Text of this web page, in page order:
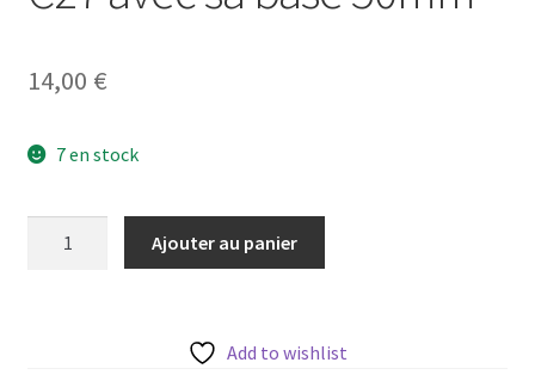
14,00 €
7 en stock
Ajouter au panier
Add to wishlist